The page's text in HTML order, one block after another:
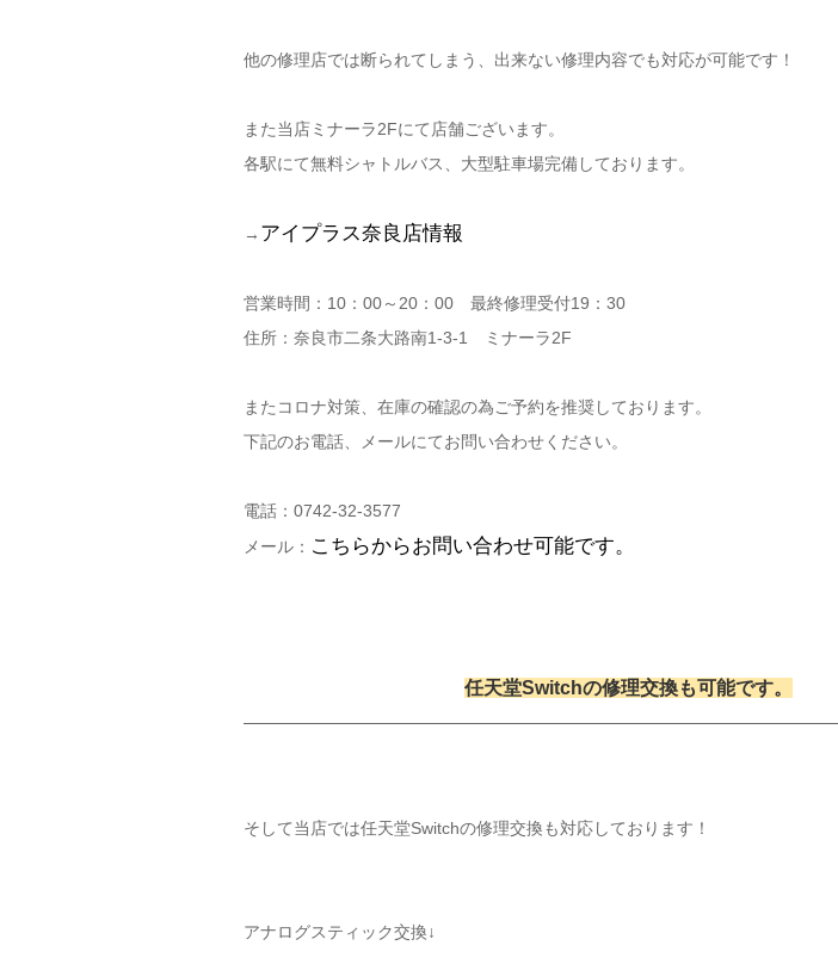
他の修理店では断られてしまう、出来ない修理内容でも対応が可能です！
また当店ミナーラ2Fにて店舗ございます。
各駅にて無料シャトルバス、大型駐車場完備しております。
→ アイプラス奈良店情報
営業時間：10：00～20：00 最終修理受付19：30
住所：奈良市二条大路南1-3-1 ミナーラ2F
またコロナ対策、在庫の確認の為ご予約を推奨しております。
下記のお電話、メールにてお問い合わせください。
電話：0742-32-3577
メール： こちらからお問い合わせ可能です。
任天堂Switchの修理交換も可能です。
そして当店では任天堂Switchの修理交換も対応しております！
アナログスティック交換↓